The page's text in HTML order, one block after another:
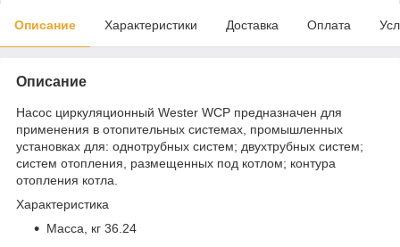
Описание Характеристики Доставка Оплата
Описание
Насос циркуляционный Wester WCP предназначен для
применения в отопительных системах, промышленных
установках для: однотрубных систем; двухтрубных систем;
систем отопления, размещенных под котлом; контура
отопления котла.
Характеристика
Масса, кг 36.24